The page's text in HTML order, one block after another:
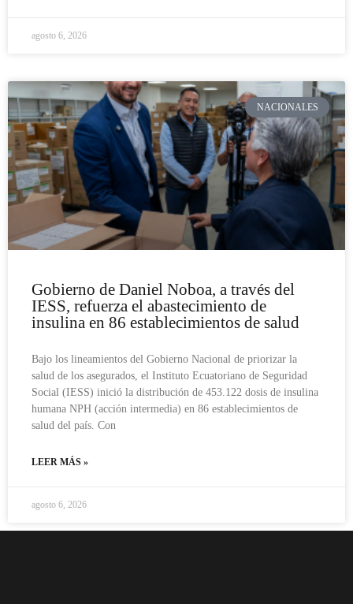
agosto 6, 2026
NACIONALES
Gobierno de Daniel Noboa, a través del
IESS, refuerza el abastecimiento de
insulina en 86 establecimientos de salud
Bajo los lineamientos del Gobierno Nacional de priorizar la
salud de los asegurados, el Instituto Ecuatoriano de Seguridad
Social (IESS) inició la distribución de 453.122 dosis de insulina
humana NPH (acción intermedia) en 86 establecimientos de
salud del país. Con
LEER MÁS »
agosto 6, 2026